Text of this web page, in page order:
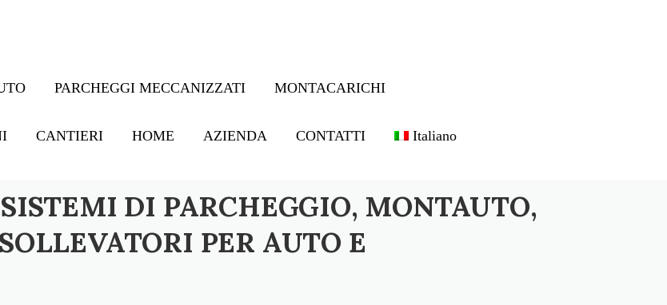
PARCHEGGI MECCANIZZATI MONTACARICHI
CANTIERI HOME AZIENDA CONTATTI Italiano
DI PARCHEGGIO, MONTAUTO,
PER AUTO E